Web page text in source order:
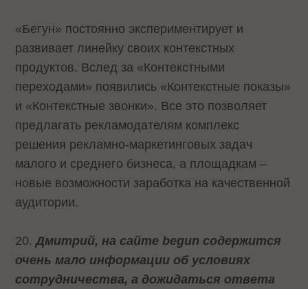
«Бегун» постоянно экспериментирует и
развивает линейку своих контекстных
продуктов. Вслед за «Контекстными
переходами» появились «Контекстные показы»
и «Контекстные звонки». Все это позволяет
предлагать рекламодателям комплекс
решения рекламно-маркетинговых задач
малого и среднего бизнеса, а площадкам –
новые возможности заработка на качественной
аудитории.
20.Дмитрий, на сайте begun содержится
очень мало информации об условиях
сотрудничества, а дожидаться ответа